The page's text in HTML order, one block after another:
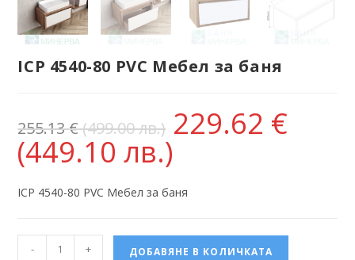
ICP 4540-80 PVC Мебел за баня
255.13€(499.00 лв.) 229.62 €
(449.10 лв.)
ICP 4540-80 PVC Мебел за баня
- + ДОБАВЯНЕ В КОЛИЧКАТА